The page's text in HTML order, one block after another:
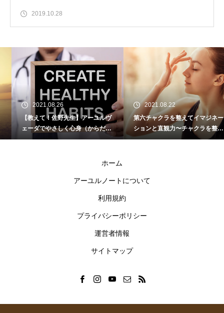
2019.10.28
2021.08.26
【教えて！佐野先生】アーユルヴ
ェーダでやさしく心身（からだ）
を整えよう Vol.6
2021.08.22
第六チャクラを整えてイマジネー
ションと直観力〜チャクラを整え
て心も体も豊かになろう！
ホーム
アーユルノートについて
利用規約
プライバシーポリシー
運営者情報
サイトマップ